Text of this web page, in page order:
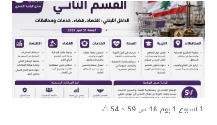
1 أسبوع 1 يوم 16 س 59 د 54 ث